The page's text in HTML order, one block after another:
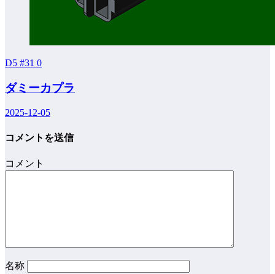
D5 #31 0
ダミーカプラ
2025-12-05
コメントを送信
コメント
名称